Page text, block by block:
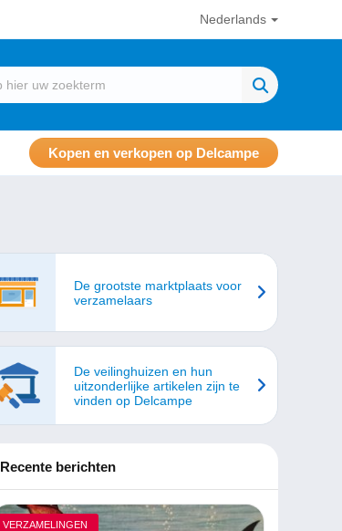
Nederlands
Kopen en verkopen op Delcampe
De grootste marktplaats voor
verzamelaars
De veilinghuizen en hun
uitzonderlijke artikelen zijn te
vinden op Delcampe
Recente berichten
VERZAMELINGEN